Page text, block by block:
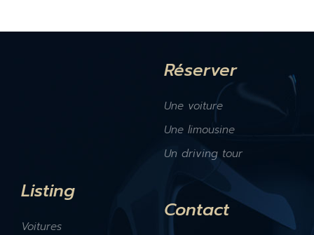
Réserver
Une voiture
Une limousine
Un driving tour
Listing
Voitures
Contact